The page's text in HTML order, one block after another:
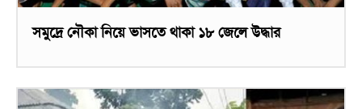
সমুদ্রে নৌকা নিয়ে ভাসতে থাকা ১৮ জেলে উদ্ধার